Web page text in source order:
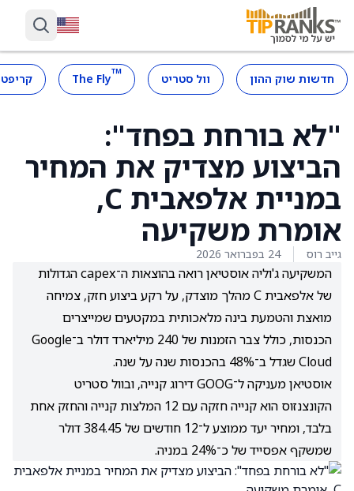
חדשות שוק ההון וול סטריט ™
The Fly
"לא בורחת בפחד":
הביצוע מצדיק את המחיר
במניית אלפאבית C,
אומרת משקיעה
גייב רוס 24 בפברואר 2026
המשקיעה ג'וליה אוסטיאן רואה בהוצאות ה־capex הגדולות
של אלפאבית C מהלך מוצדק, על רקע ביצוע חזק, צמיחה
מואצת והטמעת בינה מלאכותית במקטעים שמייצרים
הכנסות, כולל צבר הזמנות של 240 מיליארד דולר ב־Google
Cloud שגדל ב־48% בהכנסות שנה על שנה.
אוסטיאן מעניקה ל־GOOG דירוג קנייה, ובוול סטריט
הקונצנזוס הוא קנייה חזקה עם 12 המלצות קנייה והחזק אחת
בלבד, ומחיר יעד ממוצע ל־12 חודשים של 384.45 דולר
שמשקף אפסייד של כ־24% במניה.